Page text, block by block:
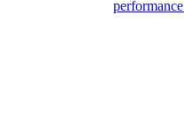
performance